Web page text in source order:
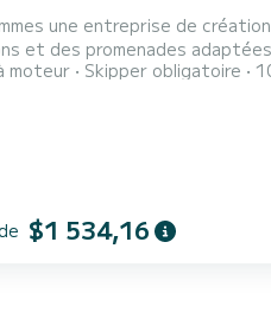
une entreprise de
et des promenades adaptées et
récemment adapté aux
moteur Skipper obligatoire
$1 534,16